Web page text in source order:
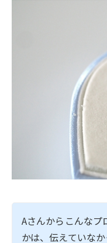
Aさんからこんなプ
かは、伝えていなか